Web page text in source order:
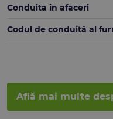
Conduita în afaceri
Codul de conduită al
Află mai multe